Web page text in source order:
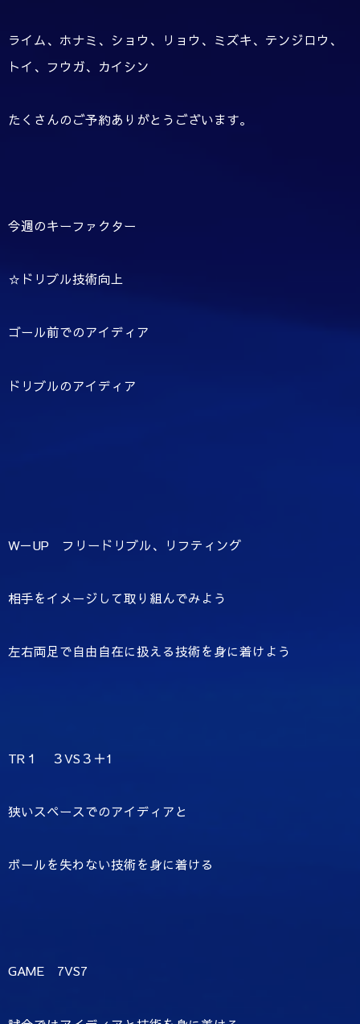
ライム、ホナミ、ショウ、リョウ、ミズキ、テンジロウ、
トイ、フウガ、カイシン
たくさんのご予約ありがとうございます。
今週のキーファクター
☆ドリブル技術向上
ゴール前でのアイディア
ドリブルのアイディア
W－UP フリードリブル、リフティング
相手をイメージして取り組んでみよう
左右両足で自由自在に扱える技術を身に着けよう
TR１ ３VS３＋1
狭いスペースでのアイディアと
ボールを失わない技術を身に着ける
GAME 7VS7